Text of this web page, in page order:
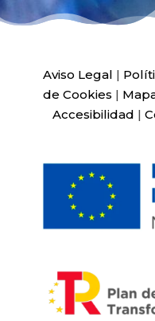
Aviso Legal |
de Cookies |
Accesibilidad |